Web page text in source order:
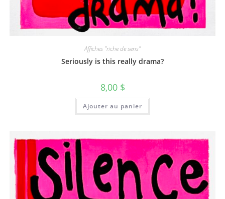
Affiches "riche de sens"
Seriously is this really drama?
8,00 $
Ajouter au panier